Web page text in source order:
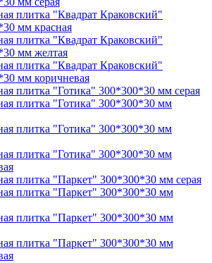
плитка "Квадрат Краковский"
мм красная
плитка "Квадрат Краковский"
мм желтая
плитка "Квадрат Краковский"
мм коричневая
плитка "Готика" 300*300*30 мм серая
плитка "Готика" 300*300*30 мм
плитка "Готика" 300*300*30 мм
плитка "Готика" 300*300*30 мм
плитка "Паркет" 300*300*30 мм серая
плитка "Паркет" 300*300*30 мм
плитка "Паркет" 300*300*30 мм
плитка "Паркет" 300*300*30 мм